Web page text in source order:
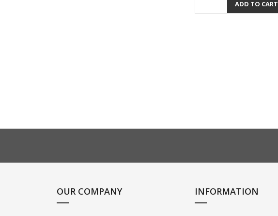
ADD TO CART
OUR COMPANY INFORMATION